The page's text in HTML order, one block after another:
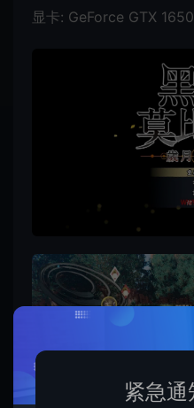
显卡: GeForce GTX 1650
紧急通